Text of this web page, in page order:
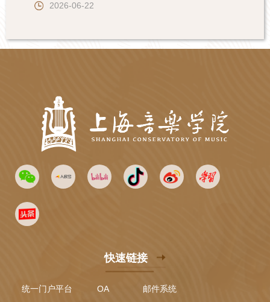
2026-06-22
快速链接
统一门户平台 OA 邮件系统